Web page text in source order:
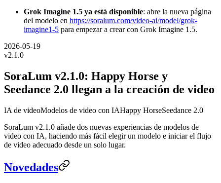
Grok Imagine 1.5 ya está disponible: abre la nueva página
del modelo en https://soralum.com/video-ai/model/grok-
imagine1-5 para empezar a crear con Grok Imagine 1.5.
2026-05-19
v2.1.0
SoraLum v2.1.0: Happy Horse y
Seedance 2.0 llegan a la creación de video
IA de videoModelos de video con IAHappy HorseSeedance 2.0
SoraLum v2.1.0 añade dos nuevas experiencias de modelos de
video con IA, haciendo más fácil elegir un modelo e iniciar el flujo
de video adecuado desde un solo lugar.
Novedades